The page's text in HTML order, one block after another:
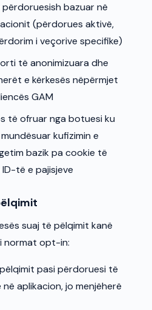
bazuar në
(përdorues aktivë,
i veçorive specifike)
të anonimizuara dhe
e kërkesës nëpërmjet
GAM
të ofruar nga botuesi ku
kufizimin e
bazik pa cookie të
të e pajisjeve
suaj të pëlqimit kanë
normat opt-in:
pasi përdoruesi të
aplikacion, jo menjëherë